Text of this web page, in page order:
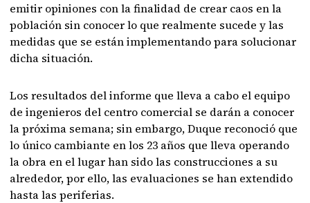
emitir opiniones con la finalidad de crear caos en la
población sin conocer lo que realmente sucede y las
medidas que se están implementando para solucionar
dicha situación.
Los resultados del informe que lleva a cabo el equipo
de ingenieros del centro comercial se darán a conocer
la próxima semana; sin embargo, Duque reconoció que
lo único cambiante en los 23 años que lleva operando
la obra en el lugar han sido las construcciones a su
alrededor, por ello, las evaluaciones se han extendido
hasta las periferias.